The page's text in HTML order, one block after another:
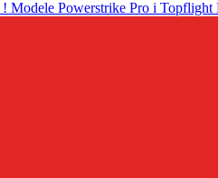
! Modele Powerstrike Pro i Topflight